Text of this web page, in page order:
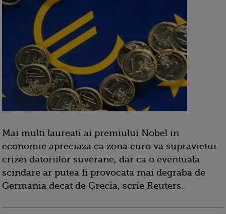
Mai multi laureati ai premiului Nobel in
economie apreciaza ca zona euro va supravietui
crizei datoriilor suverane, dar ca o eventuala
scindare ar putea fi provocata mai degraba de
Germania decat de Grecia, scrie Reuters.